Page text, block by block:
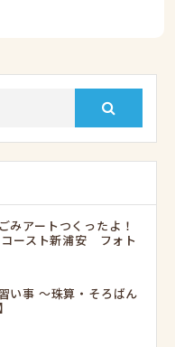
みアートつくったよ！
ースト新浦安 フォト
い事 ～珠算・そろばん